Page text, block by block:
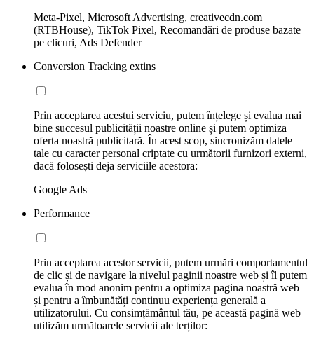
Meta-Pixel, Microsoft Advertising, creativecdn.com
(RTBHouse), TikTok Pixel, Recomandări de produse bazate
pe clicuri, Ads Defender
Conversion Tracking extins
Prin acceptarea acestui serviciu, putem înțelege și evalua mai
bine succesul publicității noastre online și putem optimiza
oferta noastră publicitară. În acest scop, sincronizăm datele
tale cu caracter personal criptate cu următorii furnizori externi,
dacă folosești deja serviciile acestora:
Google Ads
Performance
Prin acceptarea acestor servicii, putem urmări comportamentul
de clic și de navigare la nivelul paginii noastre web și îl putem
evalua în mod anonim pentru a optimiza pagina noastră web
și pentru a îmbunătăți continuu experiența generală a
utilizatorului. Cu consimțământul tău, pe această pagină web
utilizăm următoarele servicii ale terților: